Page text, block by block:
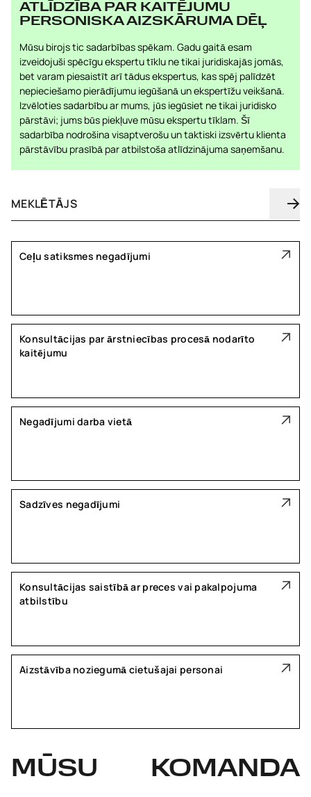
ATLĪDZĪBA PAR KAITĒJUMU
PERSONISKA AIZSKĀRUMA DĒĻ
Mūsu birojs tic sadarbības spēkam. Gadu gaitā esam
izveidojuši spēcīgu ekspertu tīklu ne tikai juridiskajās jomās,
bet varam piesaistīt arī tādus ekspertus, kas spēj palīdzēt
nepieciešamo pierādījumu iegūšanā un ekspertīžu veikšanā.
Izvēloties sadarbību ar mums, jūs iegūsiet ne tikai juridisko
pārstāvi; jums būs piekļuve mūsu ekspertu tīklam. Šī
sadarbība nodrošina visaptverošu un taktiski izsvērtu klienta
pārstāvību prasībā par atbilstoša atlīdzinājuma saņemšanu.
Ceļu satiksmes negadījumi
Konsultācijas par ārstniecības procesā nodarīto
kaitējumu
Negadījumi darba vietā
Sadzīves negadījumi
Konsultācijas saistībā ar preces vai pakalpojuma
atbilstību
Aizstāvība noziegumā cietušajai personai
MŪSU KOMANDA